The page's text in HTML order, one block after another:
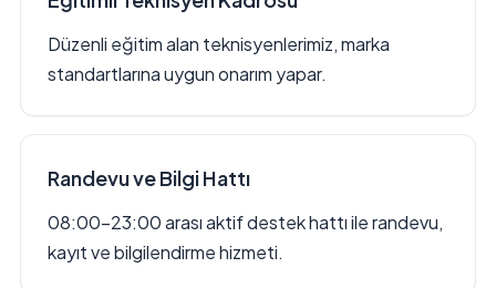
Düzenli eğitim alan teknisyenlerimiz, marka
standartlarına uygun onarım yapar.
Randevu ve Bilgi Hattı
08:00–23:00 arası aktif destek hattı ile randevu,
kayıt ve bilgilendirme hizmeti.